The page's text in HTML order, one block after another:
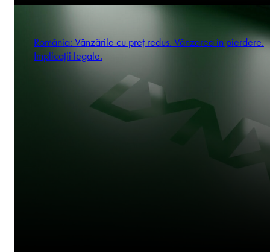
România: Vânzările cu preț redus. Vânzarea în pierdere.
Implicații legale.